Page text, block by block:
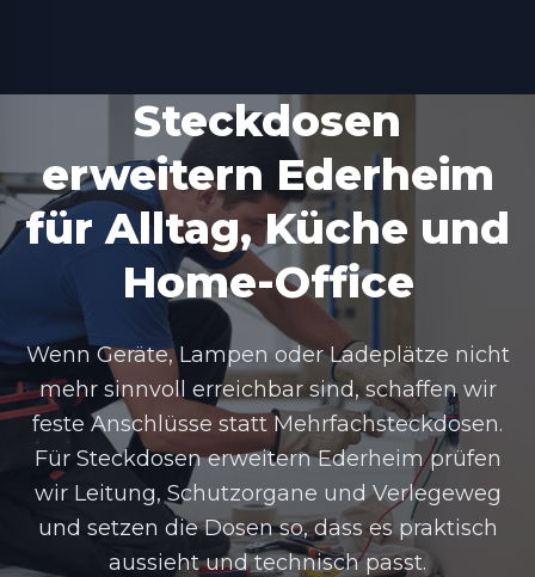
Steckdosen
erweitern Ederheim
für Alltag, Küche und
Home-Office
Wenn Geräte, Lampen oder Ladeplätze nicht
mehr sinnvoll erreichbar sind, schaffen wir
feste Anschlüsse statt Mehrfachsteckdosen.
Für Steckdosen erweitern Ederheim prüfen
wir Leitung, Schutzorgane und Verlegeweg
und setzen die Dosen so, dass es praktisch
aussieht und technisch passt.